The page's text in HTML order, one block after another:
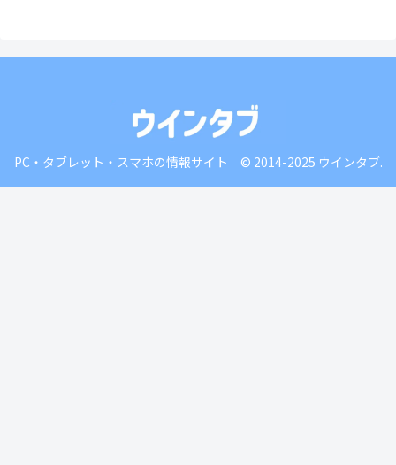
PC・タブレット・スマホの情報サイト © 2014-2025 ウインタブ.